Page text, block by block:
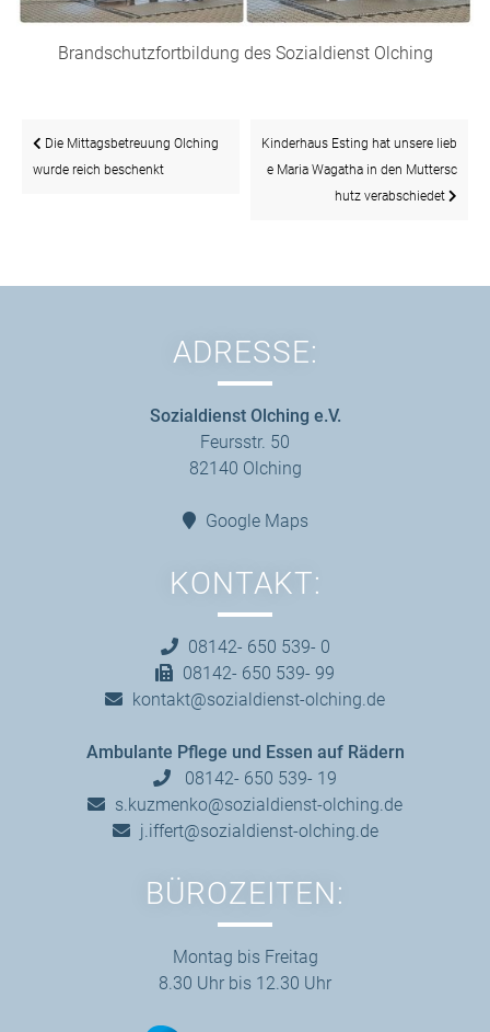
Brandschutzfortbildung des Sozialdienst Olching
Beitragsnavigation
Die Mittagsbetreuung Olching
wurde reich beschenkt
Kinderhaus Esting hat unsere lieb
e Maria Wagatha in den Muttersc
hutz verabschiedet
ADRESSE:
Sozialdienst Olching e.V.
Feursstr. 50
82140 Olching
Google Maps
KONTAKT:
08142- 650 539- 0
08142- 650 539- 99
kontakt@sozialdienst-olching.de
Ambulante Pflege und Essen auf Rädern
08142- 650 539- 19
s.kuzmenko@sozialdienst-olching.de
j.iffert@sozialdienst-olching.de
BÜROZEITEN:
Montag bis Freitag
8.30 Uhr bis 12.30 Uhr